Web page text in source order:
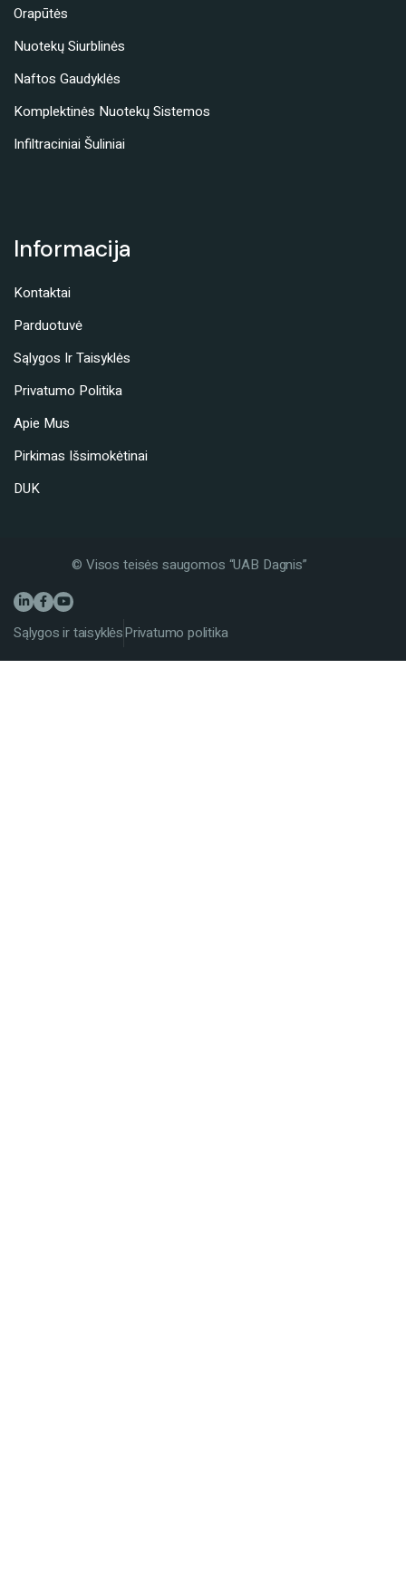
Orapūtės
Nuotekų Siurblinės
Naftos Gaudyklės
Komplektinės Nuotekų Sistemos
Infiltraciniai Šuliniai
Informacija
Kontaktai
Parduotuvė
Sąlygos Ir Taisyklės
Privatumo Politika
Apie Mus
Pirkimas Išsimokėtinai
DUK
© Visos teisės saugomos “UAB Dagnis”
Sąlygos ir taisyklėsPrivatumo politika